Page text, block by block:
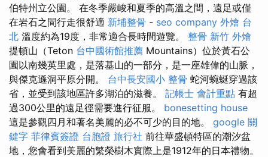
伯特州立公園。 在冬季嚴峻和夏季的高溫之間，遠足或僅
在岩石之間行走很舒適 新埔整骨 - seo company 外燴 台
北 溫度約為19度，非常適合長時間遊覽。 整骨 新竹 外燴
提頓山（Teton 台中國術館推薦 Mountains）位於黃石公
園以南幾英里處，是落基山的一部分，是一座雄偉的山脈，
與傑克遜洞平原分開。 台中長安國小 整骨 蛇河蜿蜒穿過該
省，並受到該地區許多湖泊的滋養。 記帳士 會計重點 有超
過300公里的遠足徑需要進行征服。 bonesetting house
這是參觀四月和著名美麗的必不可少的目的地。 google 關
鍵字 菲律賓簽證 台胞證 旅行社 前往華盛頓特區的潮汐盆
地，您會看到美麗的繁榮樹木實際上是1912年的日本禮物。